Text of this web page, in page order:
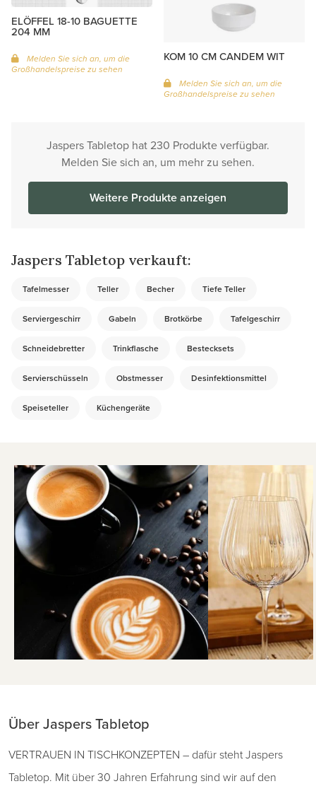
ELÖFFEL 18-10 BAGUETTE
204 MM
Melden Sie sich an, um die
Großhandelspreise zu sehen
KOM 10 CM CANDEM WIT
Melden Sie sich an, um die
Großhandelspreise zu sehen
Jaspers Tabletop hat 230 Produkte verfügbar.
Melden Sie sich an, um mehr zu sehen.
Weitere Produkte anzeigen
Jaspers Tabletop verkauft:
Tafelmesser Teller Becher Tiefe Teller
Serviergeschirr Gabeln Brotkörbe Tafelgeschirr
Schneidebretter Trinkflasche Bestecksets
Servierschüsseln Obstmesser Desinfektionsmittel
Speiseteller Küchengeräte
Über Jaspers Tabletop
VERTRAUEN IN TISCHKONZEPTEN – dafür steht Jaspers
Tabletop. Mit über 30 Jahren Erfahrung sind wir auf den